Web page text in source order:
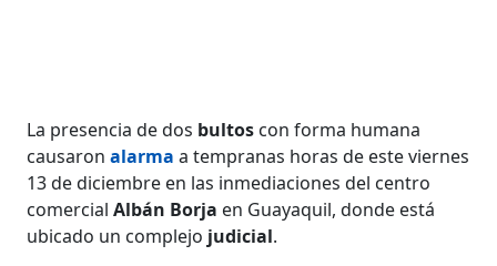
La presencia de dos bultos con forma humana
causaronalarma a tempranas horas de este viernes
13 de diciembre en las inmediaciones del centro
comercialAlbán Borja en Guayaquil, donde está
ubicado un complejo judicial.